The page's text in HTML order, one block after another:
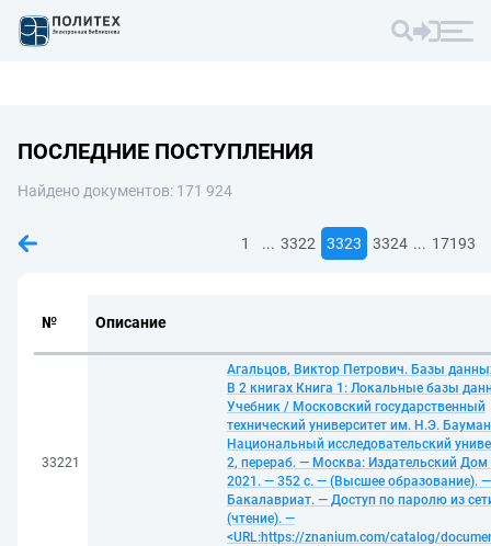
ПОСЛЕДНИЕ ПОСТУПЛЕНИЯ
Найдено документов: 171 924
1 ... 3322 3323 3324 ... 17193
№ Описание
33221
Агальцов, Виктор Петрович. Базы
В 2 книгах Книга 1: Локальные базы
Учебник / Московский государственный
технический университет им. Н.Э.
Национальный исследовательский
2, перераб. — Москва: Издательский
2021. — 352 с. — (Высшее образование).
Бакалавриат. — Доступ по паролю из
(чтение). —
<URL:https://znanium.com/catalog/